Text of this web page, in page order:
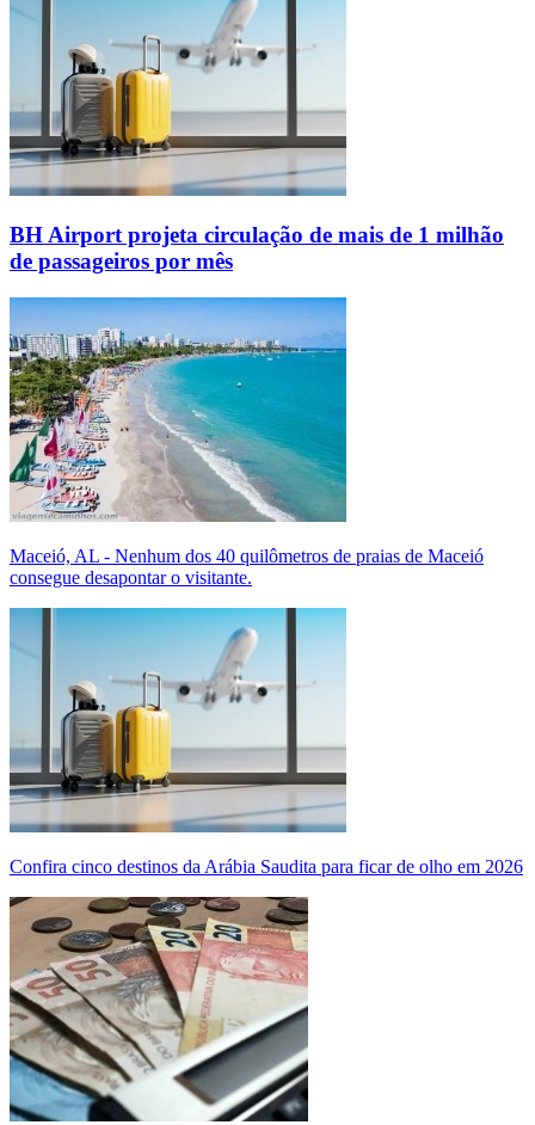
BH Airport projeta circulação de mais de 1 milhão
de passageiros por mês
Maceió, AL - Nenhum dos 40 quilômetros de praias de Maceió
consegue desapontar o visitante.
Confira cinco destinos da Arábia Saudita para ficar de olho em 2026